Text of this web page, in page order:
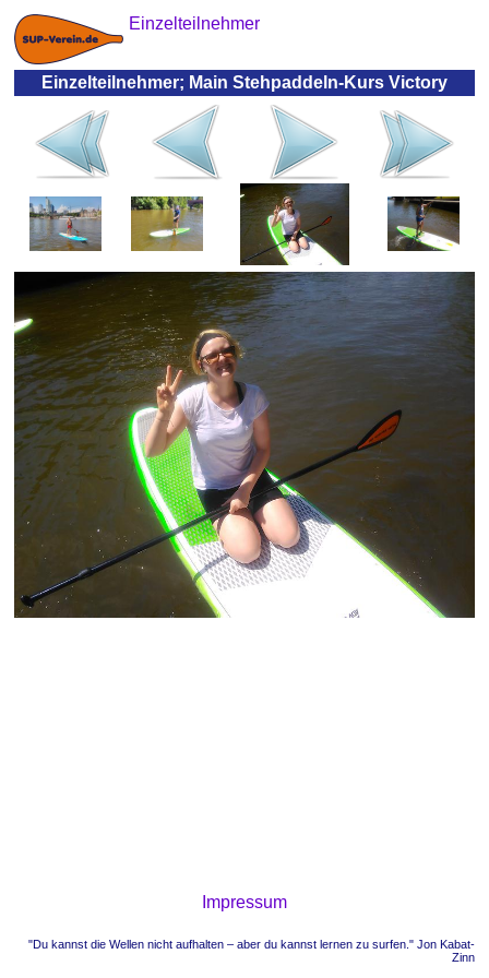
Einzelteilnehmer
Einzelteilnehmer; Main Stehpaddeln-Kurs Victory
Impressum
"Du kannst die Wellen nicht aufhalten – aber du kannst lernen zu surfen." Jon Kabat-
Zinn